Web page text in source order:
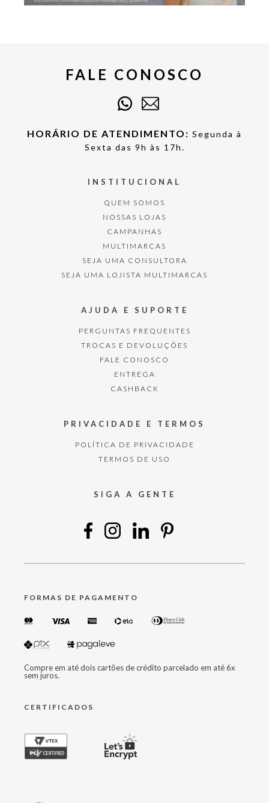
FALE CONOSCO
HORÁRIO DE ATENDIMENTO: Segunda à
Sexta das 9h às 17h.
INSTITUCIONAL
QUEM SOMOS
NOSSAS LOJAS
CAMPANHAS
MULTIMARCAS
SEJA UMA CONSULTORA
SEJA UMA LOJISTA MULTIMARCAS
AJUDA E SUPORTE
PERGUNTAS FREQUENTES
TROCAS E DEVOLUÇÕES
FALE CONOSCO
ENTREGA
CASHBACK
PRIVACIDADE E TERMOS
POLÍTICA DE PRIVACIDADE
TERMOS DE USO
SIGA A GENTE
FORMAS DE PAGAMENTO
Compre em até dois cartões de crédito parcelado em até 6x
sem juros.
CERTIFICADOS